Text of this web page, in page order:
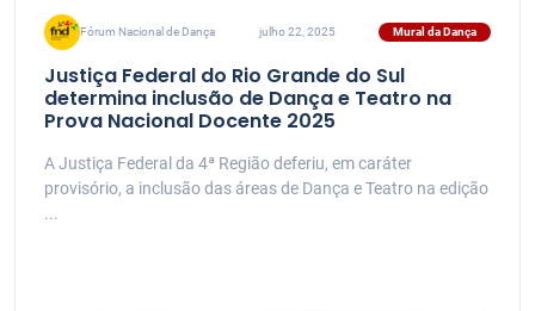
Fórum Nacional de Dança julho 22, 2025 Mural da Dança
Justiça Federal do Rio Grande do Sul
determina inclusão de Dança e Teatro na
Prova Nacional Docente 2025
A Justiça Federal da 4ª Região deferiu, em caráter
provisório, a inclusão das áreas de Dança e Teatro na edição
...